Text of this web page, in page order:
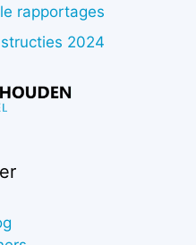
rapportages
2024